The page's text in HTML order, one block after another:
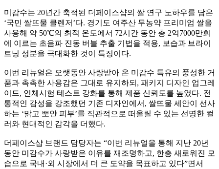
미감수는 20년간 축적된 더페이스샵의 쌀 연구 노하우를 담은
‘국민 쌀뜨물 클렌저’다. 경기도 여주산 무농약 프리미엄 쌀을
사용해 약 50℃의 최적 온도에서 72시간 동안 총 2억7000만회
에 이르는 초음파 진동 버블 추출 기법을 적용, 보습과 브라이
트닝 성분을 극대화한 것이 특징이다.
이번 리뉴얼은 오랫동안 사랑받아 온 미감수 특유의 풍성한 거
품과 촉촉한 사용감은 그대로 유지하되, 패키지 디자인 업그레
이드, 인체시험 테스트 강화를 통해 제품 신뢰도를 높였다. 전
통적인 감성을 강조했던 기존 디자인에서, 쌀뜨물 세안이 선사
하는 ‘맑고 뽀얀 피부’를 직관적으로 떠올릴 수 있는 선명한 컬
러와 현대적인 감각을 더했다.
더페이스샵 브랜드 담당자는 “이번 리뉴얼을 통해 지난 20년
동안 미감수가 사랑받은 이유를 재조명하고, 한층 새로워진 모
습으로 국내·외 시장에서 더 큰 도약을 목표하고 있다”면서